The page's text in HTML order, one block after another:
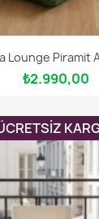
Lounge Piramit
₺2.990,00